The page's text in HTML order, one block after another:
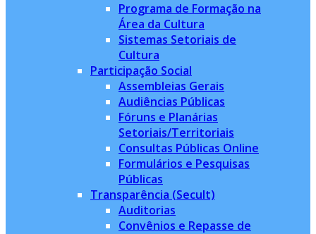
Programa de Formação na
Área da Cultura
Sistemas Setoriais de
Cultura
Participação Social
Assembleias Gerais
Audiências Públicas
Fóruns e Planárias
Setoriais/Territoriais
Consultas Públicas Online
Formulários e Pesquisas
Públicas
Transparência (Secult)
Auditorias
Convênios e Repasse de